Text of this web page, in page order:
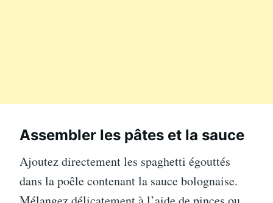
Assembler les pâtes et la sauce
Ajoutez directement les spaghetti égouttés
dans la poêle contenant la sauce bolognaise.